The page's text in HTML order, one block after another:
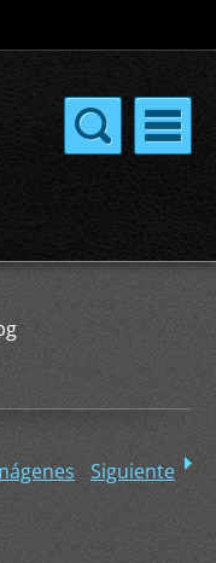
Siguiente